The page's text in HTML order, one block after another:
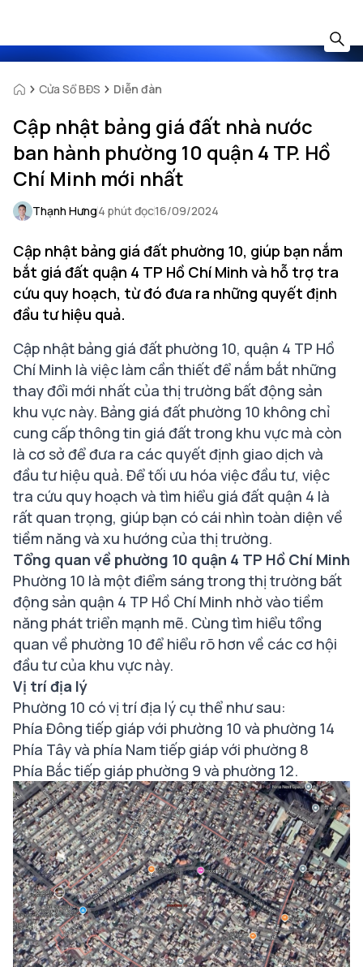
Cửa Sổ BĐS Diễn đàn
Cập nhật bảng giá đất nhà nước
ban hành phường 10 quận 4 TP. Hồ
Chí Minh mới nhất
Thạnh Hưng4 phút đọc16/09/2024
Cập nhật bảng giá đất phường 10, giúp bạn nắm
bắt giá đất quận 4 TP Hồ Chí Minh và hỗ trợ tra
cứu quy hoạch, từ đó đưa ra những quyết định
đầu tư hiệu quả.
Cập nhật bảng giá đất phường 10, quận 4 TP Hồ
Chí Minh là việc làm cần thiết để nắm bắt những
thay đổi mới nhất của thị trường bất động sản
khu vực này. Bảng giá đất phường 10 không chỉ
cung cấp thông tin giá đất trong khu vực mà còn
là cơ sở để đưa ra các quyết định giao dịch và
đầu tư hiệu quả. Để tối ưu hóa việc đầu tư, việc
tra cứu quy hoạch và tìm hiểu giá đất quận 4 là
rất quan trọng, giúp bạn có cái nhìn toàn diện về
tiềm năng và xu hướng của thị trường.
Tổng quan về phường 10 quận 4 TP Hồ Chí Minh
Phường 10 là một điểm sáng trong thị trường bất
động sản quận 4 TP Hồ Chí Minh nhờ vào tiềm
năng phát triển mạnh mẽ. Cùng tìm hiểu tổng
quan về phường 10 để hiểu rõ hơn về các cơ hội
đầu tư của khu vực này.
Vị trí địa lý
Phường 10 có vị trí địa lý cụ thể như sau:
Phía Đông tiếp giáp với phường 10 và phường 14
Phía Tây và phía Nam tiếp giáp với phường 8
Phía Bắc tiếp giáp phường 9 và phường 12.